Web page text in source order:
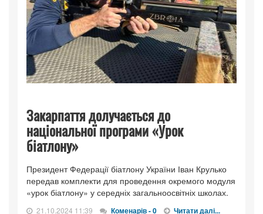
Закарпаття долучається до
національної програми «Урок
біатлону»
Президент Федерації біатлону України Іван Крулько
передав комплекти для проведення окремого модуля
«урок біатлону» у середніх загальноосвітніх школах.
21.10.2024 11:39 Коменарів - 0 Читати далі...